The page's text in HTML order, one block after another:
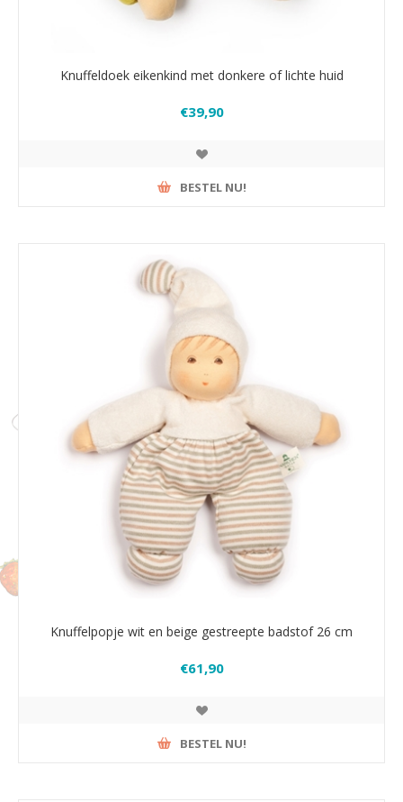
Knuffeldoek eikenkind met donkere of lichte huid
€39,90
BESTEL NU!
Knuffelpopje wit en beige gestreepte badstof 26 cm
€61,90
BESTEL NU!